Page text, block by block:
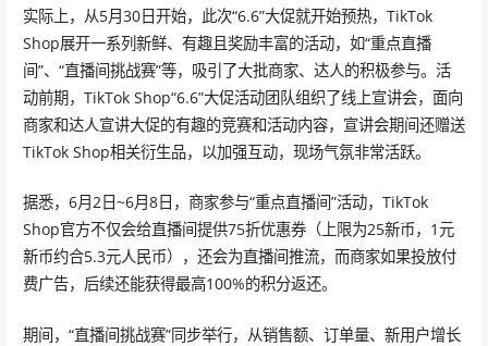
实际上，从5月30日开始，此次“6.6”大促就开始预热，TikTok
Shop展开一系列新鲜、有趣且奖励丰富的活动，如“重点直播
间”、“直播间挑战赛”等，吸引了大批商家、达人的积极参与。活
动前期，TikTok Shop“6.6”大促活动团队组织了线上宣讲会，面向
商家和达人宣讲大促的有趣的竞赛和活动内容，宣讲会期间还赠送
TikTok Shop相关衍生品，以加强互动，现场气氛非常活跃。
据悉，6月2日~6月8日，商家参与“重点直播间”活动，TikTok
Shop官方不仅会给直播间提供75折优惠券（上限为25新币，1元
新币约合5.3元人民币），还会为直播间推流，而商家如果投放付
费广告，后续还能获得最高100%的积分返还。
期间，“直播间挑战赛”同步举行，从销售额、订单量、新用户增长